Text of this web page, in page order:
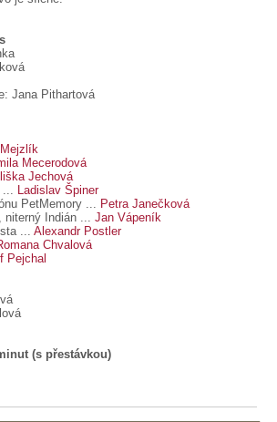
Jana Pithartová
Mecerodová
Jechová
... Ladislav Špiner
PetMemory ... Petra Janečková
niterný Indián ...Jan Vápeník
...Alexandr Postler
Chvalová
Pejchal
(s přestávkou)